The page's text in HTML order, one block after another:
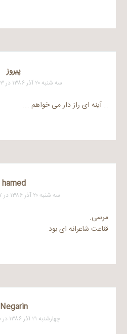
پیروز
سه شنبه ۲۰ آذر ۱۳۸۶ در ۸:۵۳ قبل از ظهر
… آینه ای راز دار می خواهم ….
hamed
سه شنبه ۲۰ آذر ۱۳۸۶ در ۹:۱۷ بعد از ظهر
مرسی.
قناعت شاعرانه ای بود.
Negarin
چهارشنبه ۲۱ آذر ۱۳۸۶ در ۹:۱۰ قبل از ظهر